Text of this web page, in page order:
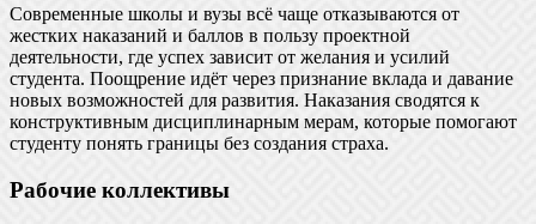
Современные школы и вузы всё чаще отказываются от
жестких наказаний и баллов в пользу проектной
деятельности, где успех зависит от желания и усилий
студента. Поощрение идёт через признание вклада и давание
новых возможностей для развития. Наказания сводятся к
конструктивным дисциплинарным мерам, которые помогают
студенту понять границы без создания страха.
Рабочие коллективы